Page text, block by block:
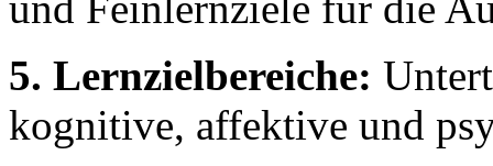
5. Lernzielbereiche:
kognitive, affektive und